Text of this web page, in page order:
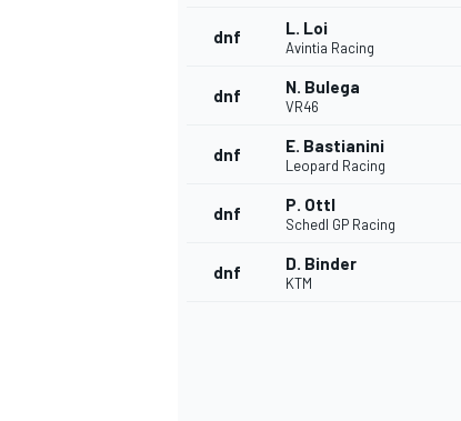
MÁS CATEGORÍAS
dnf L. Loi
Avintia Racing
dnf N. Bulega
VR46
dnf E. Bastianini
Leopard Racing
dnf P. Ottl
Schedl GP Racing
dnf D. Binder
KTM